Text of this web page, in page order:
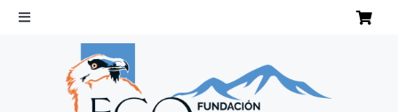
Saltar
Toggle
Navigation